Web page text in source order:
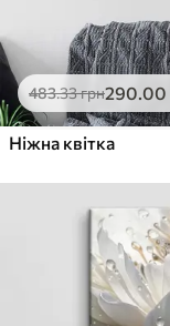
483.33грн290.00
Ніжна квітка